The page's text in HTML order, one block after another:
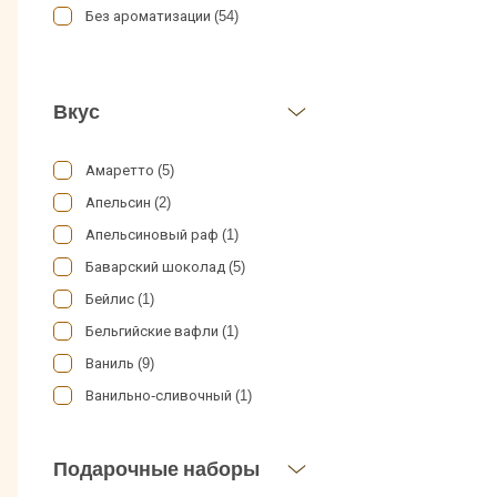
Today (13)
Zicaffe (1)
Царское Подворье (32)
Черная карта (6)
Эфиопия (36)
Нидерланды (12)
Руанда (5)
Франция (26)
Швейцария (14)
Швеция (19)
Без ароматизации (54)
Вкус
Амаретто (5)
Апельсин (2)
Апельсиновый раф (1)
Баварский шоколад (5)
Бейлис (1)
Бельгийские вафли (1)
Ваниль (9)
Ванильно-сливочный (1)
Подарочные наборы